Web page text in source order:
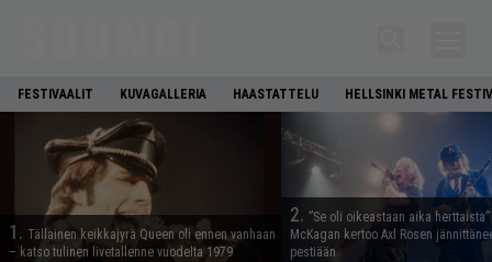
FESTIVAALIT KUVAGALLERIA HAASTATTELU HELLSINKI METAL
1. Tällainen keikkajyrä Queen oli ennen vanhaan
– katso tulinen livetallenne vuodelta 1979
2. ”Se oli oikeastaan aika
McKagan kertoo Axl Rosen
pestiään